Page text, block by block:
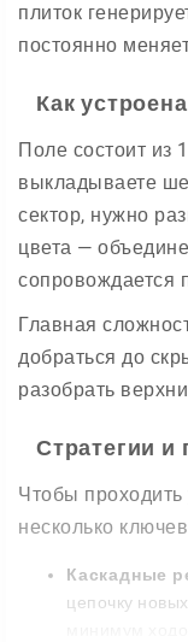
плиток
постоянно
Как
Поле состоит из
выкладываете
сектор, нужно
цвета —
сопровождается
Главная
добраться до
разобрать
Стратегии и
Чтобы проходить
несколько
Каскадные
цепочку